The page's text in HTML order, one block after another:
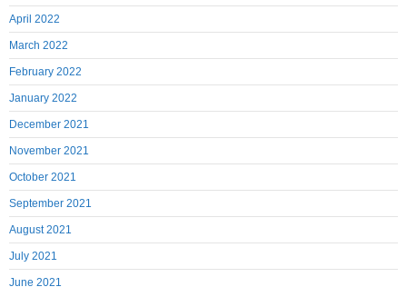
April 2022
March 2022
February 2022
January 2022
December 2021
November 2021
October 2021
September 2021
August 2021
July 2021
June 2021